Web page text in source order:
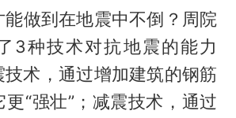
能做到在地震中不倒？周院
3种技术对抗地震的能力
术，通过增加建筑的钢筋
“强壮”；减震技术，通过